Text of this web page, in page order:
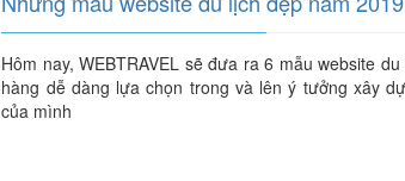
Hôm nay, WEBTRAVEL sẽ đưa ra 6 mẫu website
hàng dễ dàng lựa chọn trong và lên ý tưởng xây
của mình